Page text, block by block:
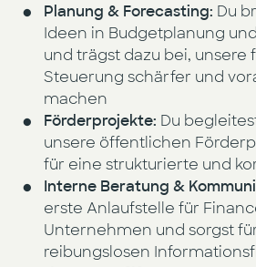
Planung & Forecasting: Du
Ideen in Budgetplanung
und trägst dazu bei, unsere
Steuerung schärfer und
machen
Förderprojekte: Du
unsere öffentlichen
für eine strukturierte und
Interne Beratung &
erste Anlaufstelle für
Unternehmen und sorgst
reibungslosen